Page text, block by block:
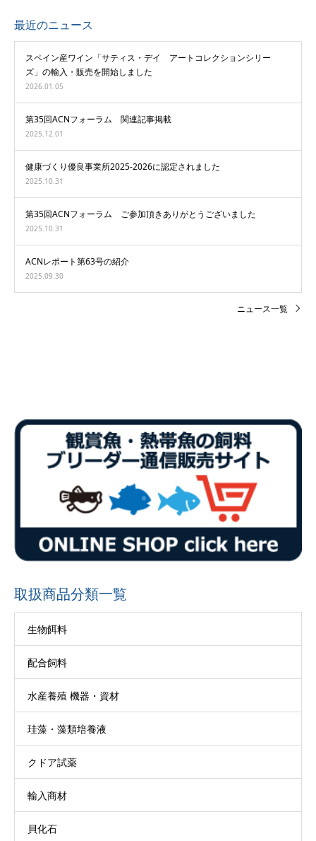
最近のニュース
スペイン産ワイン「サティス・デイ アートコレクションシリー
ズ」の輸入・販売を開始しました
2026.01.05
第35回ACNフォーラム 関連記事掲載
2025.12.01
健康づくり優良事業所2025-2026に認定されました
2025.10.31
第35回ACNフォーラム ご参加頂きありがとうございました
2025.10.31
ACNレポート第63号の紹介
2025.09.30
ニュース一覧
取扱商品分類一覧
生物餌料
配合飼料
水産養殖 機器・資材
珪藻・藻類培養液
クドア試薬
輸入商材
貝化石